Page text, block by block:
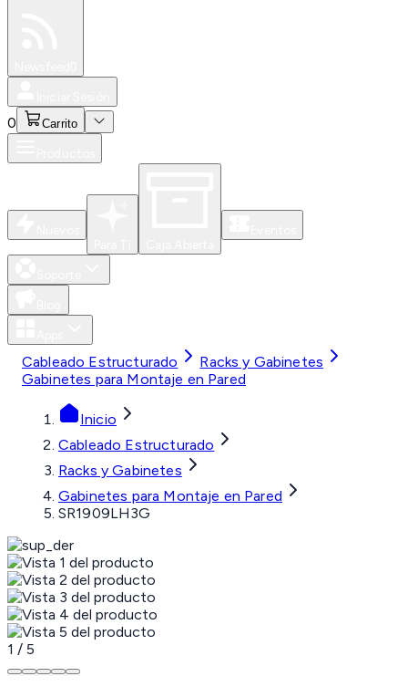
0 Carrito
Cableado Estructurado
Racks y Gabinetes
Gabinetes para Montaje en Pared
Inicio
Cableado Estructurado
Racks y Gabinetes
Gabinetes para Montaje en Pared
SR1909LH3G
1 / 5